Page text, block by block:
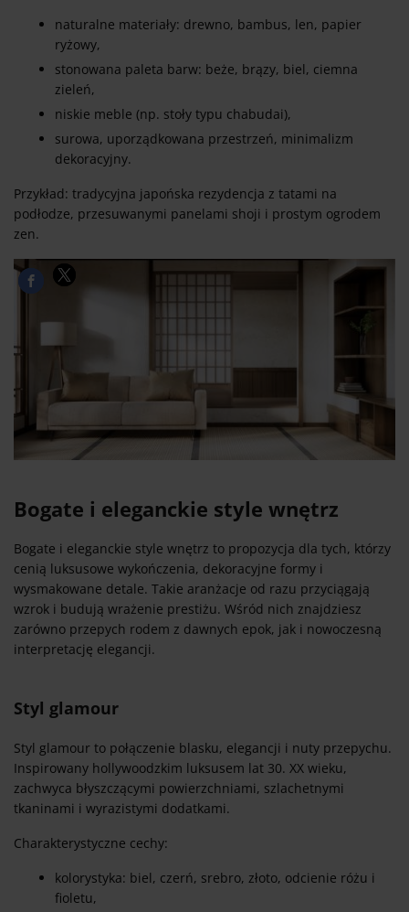
naturalne materiały: drewno, bambus, len, papier
ryżowy,
stonowana paleta barw: beże, brązy, biel, ciemna
zieleń,
niskie meble (np. stoły typu chabudai),
surowa, uporządkowana przestrzeń, minimalizm
dekoracyjny.
Przykład: tradycyjna japońska rezydencja z tatami na
podłodze, przesuwanymi panelami shoji i prostym ogrodem
zen.
Bogate i eleganckie style wnętrz
Bogate i eleganckie style wnętrz to propozycja dla tych, którzy
cenią luksusowe wykończenia, dekoracyjne formy i
wysmakowane detale. Takie aranżacje od razu przyciągają
wzrok i budują wrażenie prestiżu. Wśród nich znajdziesz
zarówno przepych rodem z dawnych epok, jak i nowoczesną
interpretację elegancji.
Styl glamour
Styl glamour to połączenie blasku, elegancji i nuty przepychu.
Inspirowany hollywoodzkim luksusem lat 30. XX wieku,
zachwyca błyszczącymi powierzchniami, szlachetnymi
tkaninami i wyrazistymi dodatkami.
Charakterystyczne cechy:
kolorystyka: biel, czerń, srebro, złoto, odcienie różu i
fioletu,